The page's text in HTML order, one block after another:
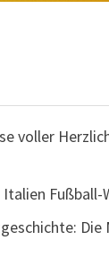
voller
Italien
Die